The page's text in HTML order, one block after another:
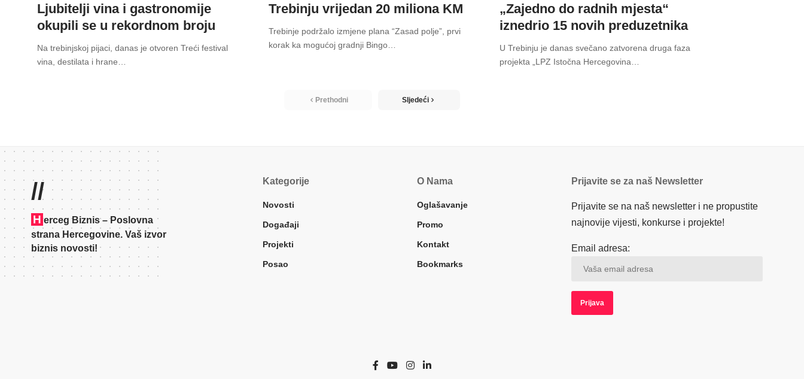
Ljubitelji vina i gastronomije
okupili se u rekordnom broju
Na trebinjskoj pijaci, danas je otvoren Treći festival
vina, destilata i hrane
Trebinju vrijedan 20 miliona KM
Trebinje podržalo izmjene plana “Zasad polje”, prvi
korak ka mogućoj gradnji Bingo…
„Zajedno do radnih mjesta“
iznedrio 15 novih preduzetnika
U Trebinju je danas svečano zatvorena druga faza
projekta „LPZ Istočna Hercegovina
Prethodni Sljedeći
//
H erceg Biznis – Poslovna
strana Hercegovine. Vaš izvor
biznis novosti!
Kategorije
Novosti
Događaji
Projekti
Posao
O Nama
Oglašavanje
Promo
Kontakt
Bookmarks
Prijavite se za naš Newsletter
Prijavite se na naš newsletter i ne propustite
najnovije vijesti, konkurse i projekte!
Email adresa: